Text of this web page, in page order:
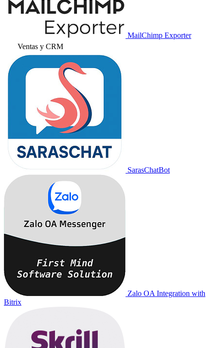
MailChimp Exporter
Ventas y CRM
SarasChatBot
Zalo OA Integration with
Bitrix